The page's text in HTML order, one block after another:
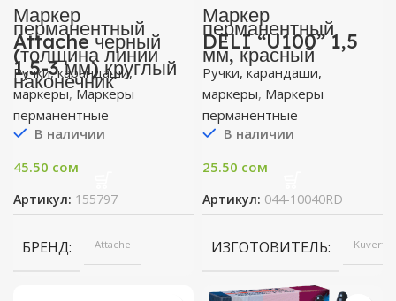
Маркер
перманентный
Attache черный
(толщина линии
1,5-3 мм) круглый
наконечник
Ручки, карандаши,
маркеры, Маркеры
перманентные
В наличии
45.50 сом
Артикул: 155797
БРЕНД Attache
Маркер
перманентный
DELI “U100” 1,5
мм, красный
Ручки, карандаши,
маркеры, Маркеры
перманентные
В наличии
25.50 сом
Артикул: 044-10040RD
ИЗГОТОВИТЕЛЬ Kuvert